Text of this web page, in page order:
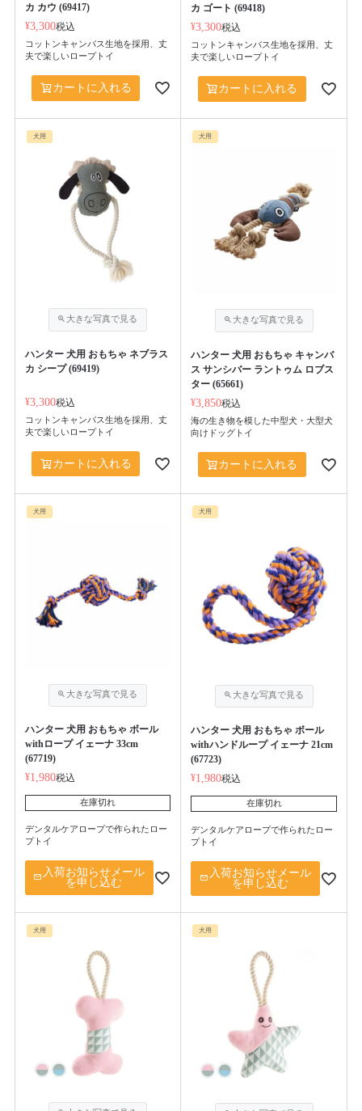
カ カウ (69417)
¥3,300税込
コットンキャンバス生地を採用、丈
夫で楽しいロープトイ
カートに入れる
カ ゴート (69418)
¥3,300税込
コットンキャンバス生地を採用、丈
夫で楽しいロープトイ
カートに入れる
犬用
ハンター 犬用 おもちゃ ネブラス
カ シープ (69419)
¥3,300税込
コットンキャンバス生地を採用、丈
夫で楽しいロープトイ
カートに入れる
犬用
ハンター 犬用 おもちゃ キャンバ
ス サンシバー ラントゥム ロブス
ター (65661)
¥3,850税込
海の生き物を模した中型犬・大型犬
向けドッグトイ
カートに入れる
犬用
ハンター 犬用 おもちゃ ボール
withロープ イェーナ 33cm
(67719)
¥1,980税込
在庫切れ
デンタルケアロープで作られたロー
プトイ
入荷お知らせメール
を申し込む
犬用
ハンター 犬用 おもちゃ ボール
withハンドループ イェーナ 21cm
(67723)
¥1,980税込
在庫切れ
デンタルケアロープで作られたロー
プトイ
入荷お知らせメール
を申し込む
犬用 犬用